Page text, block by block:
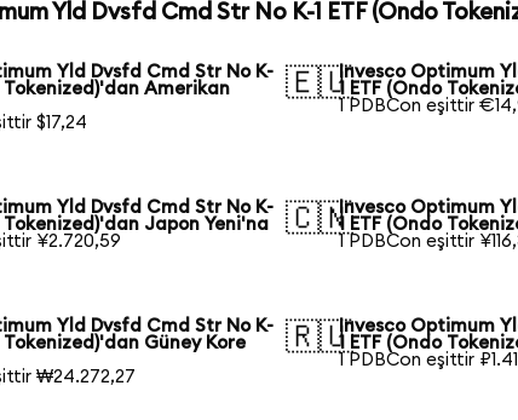
Yld Dvsfd Cmd Str No K-1 ETF (Ondo
Yld Dvsfd Cmd Str No K-
Tokenized)'dan Amerikan
$17,24
🇪🇺Invesco Optimum
1 ETF (Ondo
1 PDBCon eşittir
Yld Dvsfd Cmd Str No K-
Tokenized)'dan Japon Yeni'na
¥2.720,59
🇨🇳Invesco Optimum
1 ETF (Ondo
1 PDBCon eşittir
Yld Dvsfd Cmd Str No K-
Tokenized)'dan Güney Kore
₩24.272,27
🇷🇺Invesco Optimum
1 ETF (Ondo
1 PDBCon eşittir